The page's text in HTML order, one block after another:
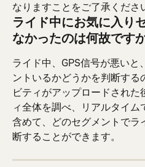
なりますことをご了承くださ
ライド中にお気に入り
なかったのは何故です
ライド中、GPS信号が悪いと
ントいるかどうかを判断する
ビティがアップロードされ
ィ全体を調べ、リアルタイ
含めて、どのセグメントでラ
断することができます。